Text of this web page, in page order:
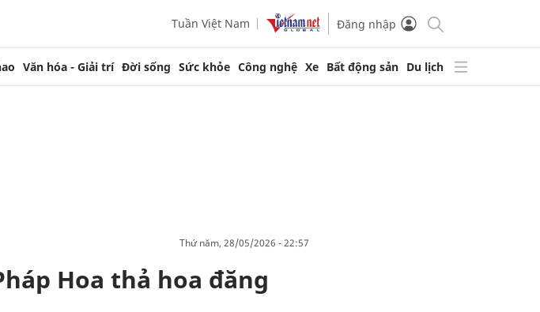
Tuần Việt Nam Đăng nhập
Văn hóa - Giải trí Đời sống Sức khỏe Công nghệ Xe Bất động sản Du lịch
thứ năm, 28/05/2026 - 22:57
Hoa thả hoa đăng